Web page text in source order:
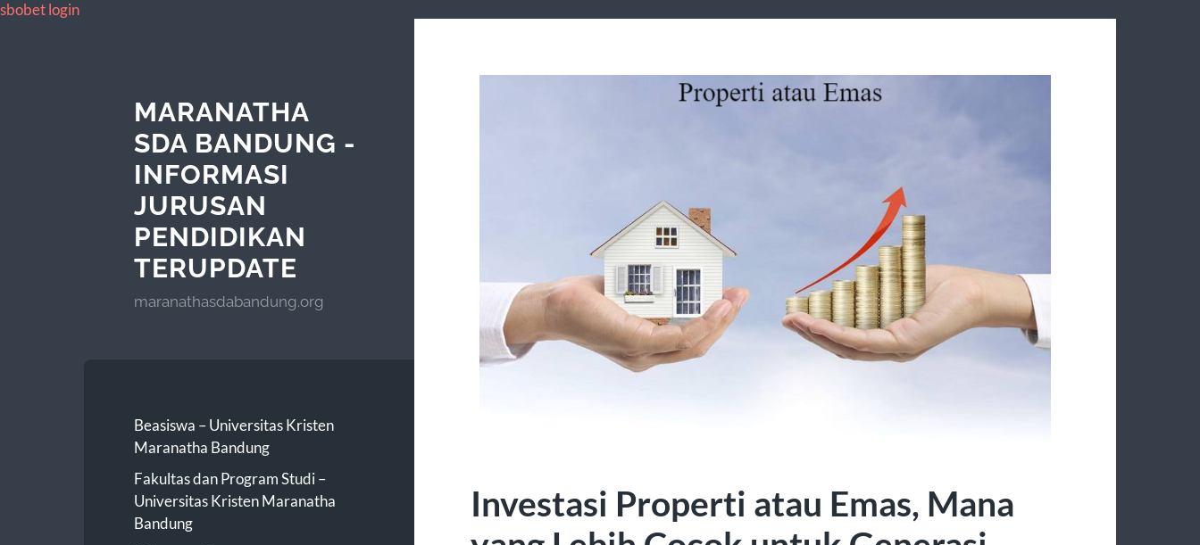
sbobet login
MARANATHA
SDA BANDUNG -
INFORMASI
JURUSAN
PENDIDIKAN
TERUPDATE
maranathasdabandung.org
Beasiswa – Universitas Kristen
Maranatha Bandung
Fakultas dan Program Studi –
Universitas Kristen Maranatha
Bandung
Investasi Properti atau Emas, Mana